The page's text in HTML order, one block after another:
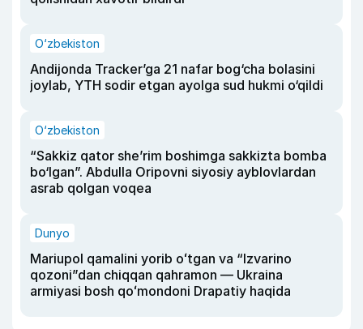
O‘zbekiston
Andijonda Tracker’ga 21 nafar bog‘cha bolasini
joylab, YTH sodir etgan ayolga sud hukmi o‘qildi
O‘zbekiston
“Sakkiz qator she’rim boshimga sakkizta bomba
bo‘lgan”. Abdulla Oripovni siyosiy ayblovlardan
asrab qolgan voqea
Dunyo
Mariupol qamalini yorib oʻtgan va “Izvarino
qozoni”dan chiqqan qahramon — Ukraina
armiyasi bosh qoʻmondoni Drapatiy haqida